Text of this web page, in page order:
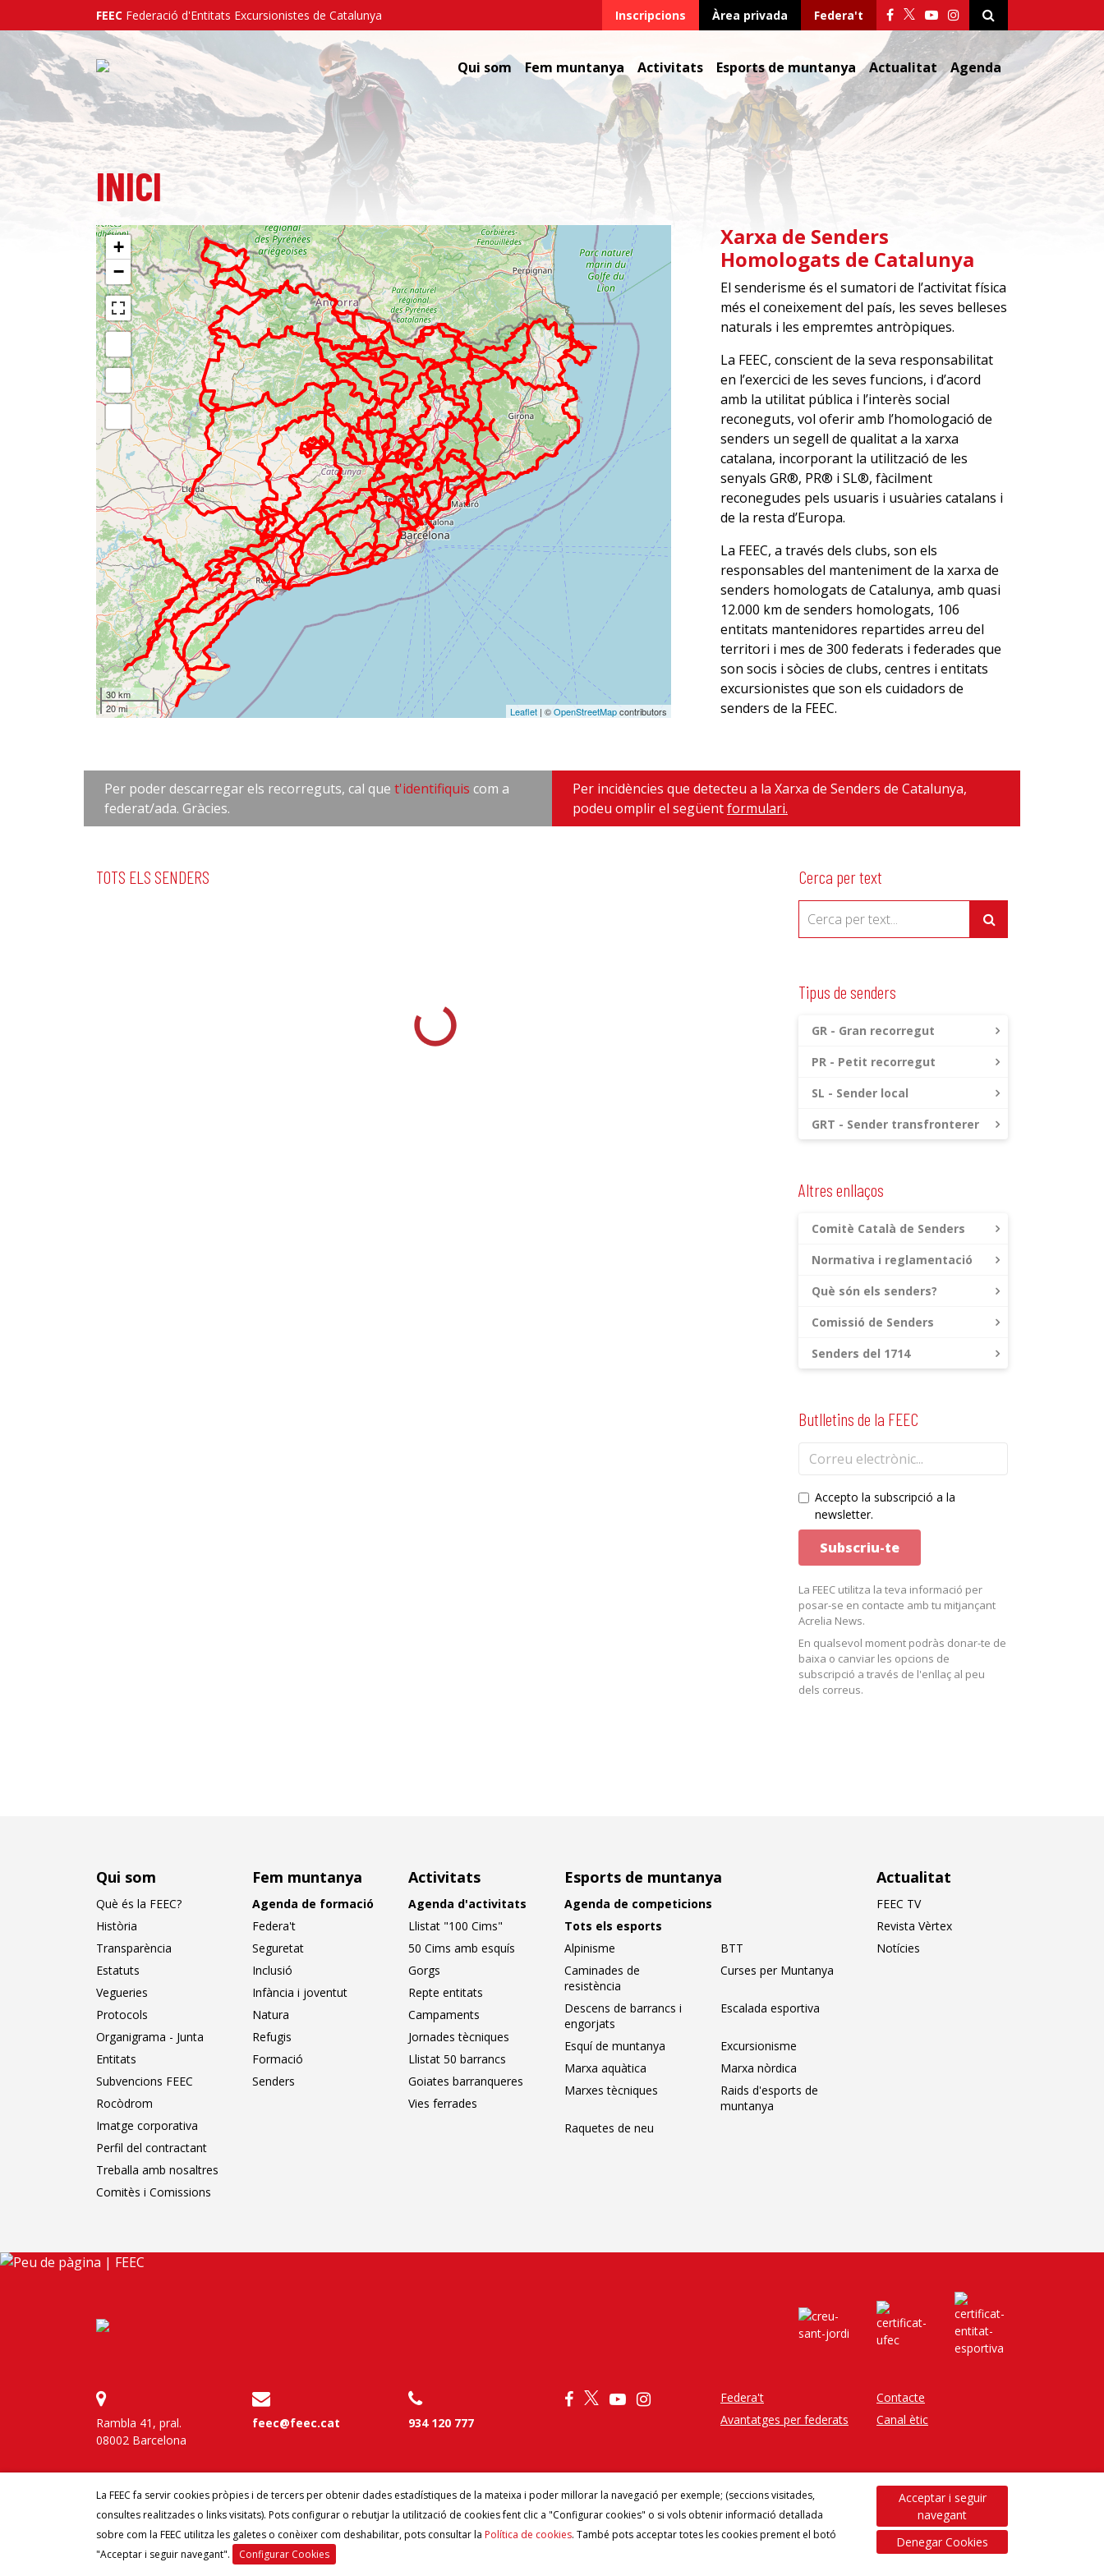
FEEC Federació d'Entitats Excursionistes de Catalunya Inscripcions Àrea privada Federa't
Qui som Fem muntanya Activitats Esports de muntanya Actualitat Agenda
INICI
+
−
30 km
20 mi
Leaflet | ©OpenStreetMapcontributors
Xarxa de Senders
Homologats de Catalunya
El senderisme és el sumatori de l’activitat física
més el coneixement del país, les seves belleses
naturals i les empremtes antròpiques.
La FEEC, conscient de la seva responsabilitat
en l’exercici de les seves funcions, i d’acord
amb la utilitat pública i l’interès social
reconeguts, vol oferir amb l’homologació de
senders un segell de qualitat a la xarxa
catalana, incorporant la utilització de les
senyals GR®, PR® i SL®, fàcilment
reconegudes pels usuaris i usuàries catalans i
de la resta d’Europa.
La FEEC, a través dels clubs, son els
responsables del manteniment de la xarxa de
senders homologats de Catalunya, amb quasi
12.000 km de senders homologats, 106
entitats mantenidores repartides arreu del
territori i mes de 300 federats i federades que
son socis i sòcies de clubs, centres i entitats
excursionistes que son els cuidadors de
senders de la FEEC.
Per poder descarregar els recorreguts, cal que t'identifiquis com a
federat/ada. Gràcies.
Per incidències que detecteu a la Xarxa de Senders de Catalunya,
podeu omplir el següentformulari.
TOTS ELS SENDERS Cerca per text
Tipus de senders
GR - Gran recorregut
PR - Petit recorregut
SL - Sender local
GRT - Sender transfronterer
Altres enllaços
Comitè Català de Senders
Normativa i reglamentació
Què són els senders?
Comissió de Senders
Senders del 1714
Butlletins de la FEEC
Accepto la subscripció a la
newsletter.
La FEEC utilitza la teva informació per
posar-se en contacte amb tu mitjançant
Acrelia News.
En qualsevol moment podràs donar-te de
baixa o canviar les opcions de
subscripció a través de l'enllaç al peu
dels correus.
Qui som
Què és la FEEC?
Història
Transparència
Estatuts
Vegueries
Protocols
Organigrama - Junta
Entitats
Subvencions FEEC
Rocòdrom
Imatge corporativa
Perfil del contractant
Treballa amb nosaltres
Comitès i Comissions
Fem muntanya
Agenda de formació
Federa't
Seguretat
Inclusió
Infància i joventut
Natura
Refugis
Formació
Senders
Activitats
Agenda d'activitats
Llistat "100 Cims"
50 Cims amb esquís
Gorgs
Repte entitats
Campaments
Jornades tècniques
Llistat 50 barrancs
Goiates barranqueres
Vies ferrades
Esports de muntanya
Agenda de competicions
Tots els esports
Alpinisme
BTT
Caminades de
resistència
Curses per Muntanya
Descens de barrancs i
engorjats
Escalada esportiva
Esquí de muntanya
Excursionisme
Marxa aquàtica
Marxa nòrdica
Marxes tècniques
Raids d'esports de
muntanya
Raquetes de neu
Actualitat
FEEC TV
Revista Vèrtex
Notícies
Rambla 41, pral.
08002 Barcelona
feec@feec.cat 934 120 777
Federa't
Avantatges per federats
Contacte
Canal ètic
La FEEC fa servir cookies pròpies i de tercers per obtenir dades estadístiques de la mateixa i poder millorar la navegació per exemple; (seccions visitades,
consultes realitzades o links visitats). Pots configurar o rebutjar la utilització de cookies fent clic a "Configurar cookies" o si vols obtenir informació detallada
sobre com la FEEC utilitza les galetes o conèixer com deshabilitar, pots consultar la Política de cookies. També pots acceptar totes les cookies prement el botó
"Acceptar i seguir navegant".
Configurar Cookies
Acceptar i seguir
navegant
Denegar Cookies
© 2026FEEC Federació d'Entitats Excursionistes de Catalunya | Política de privacitat Política de cookies